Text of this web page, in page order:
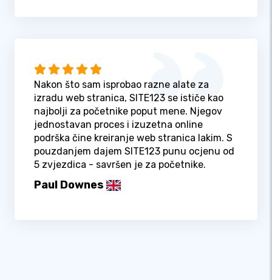
Nakon što sam isprobao razne alate za
izradu web stranica, SITE123 se ističe kao
najbolji za početnike poput mene. Njegov
jednostavan proces i izuzetna online
podrška čine kreiranje web stranica lakim. S
pouzdanjem dajem SITE123 punu ocjenu od
5 zvjezdica - savršen je za početnike.
Paul Downes